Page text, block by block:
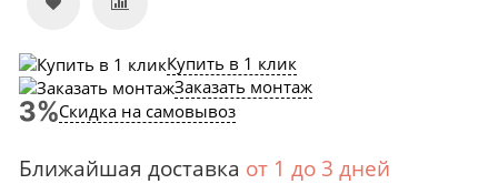
Купить в 1 клик
Заказать монтаж
Скидка на самовывоз
Ближайшая доставка от 1 до 3 дней